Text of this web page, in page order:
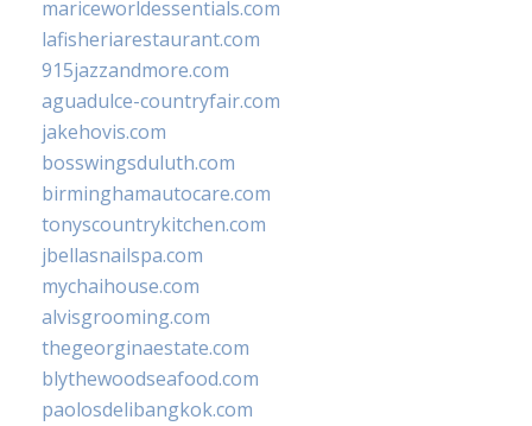
mariceworldessentials.com
lafisheriarestaurant.com
915jazzandmore.com
aguadulce-countryfair.com
jakehovis.com
bosswingsduluth.com
birminghamautocare.com
tonyscountrykitchen.com
jbellasnailspa.com
mychaihouse.com
alvisgrooming.com
thegeorginaestate.com
blythewoodseafood.com
paolosdelibangkok.com